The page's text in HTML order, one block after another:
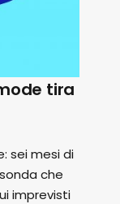
tira
sei mesi di
che
imprevisti